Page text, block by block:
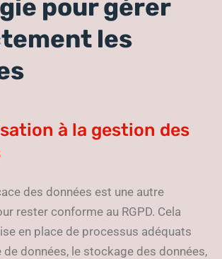
pour gérer
les
à la gestion des
des données est une autre
rester conforme au RGPD. Cela
en place de processus adéquats
données, le stockage des données,